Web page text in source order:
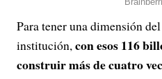
Para tener una dimensión
institución,con esos 116
construir más de cuatro